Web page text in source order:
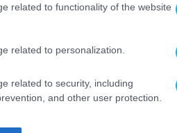
related to functionality of the website
related to personalization.
related to security, including
and other user protection.